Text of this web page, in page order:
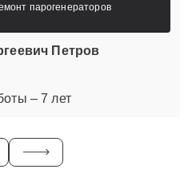
парогенераторов
Петров
– 7 лет